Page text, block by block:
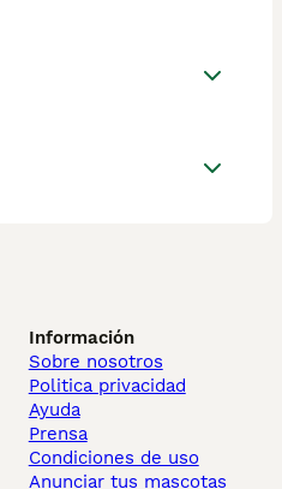
Información
Sobre nosotros
Politica privacidad
Ayuda
Prensa
Condiciones de uso
Anunciar tus mascotas